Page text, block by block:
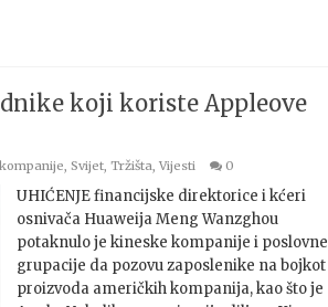
koji koriste Appleove
, Svijet, Tržišta, Vijesti 0
UHIĆENJE financijske direktorice i kćeri
osnivača Huaweija Meng Wanzghou
potaknulo je kineske kompanije i poslovne
grupacije da pozovu zaposlenike na bojkot
proizvoda američkih kompanija, kao što je